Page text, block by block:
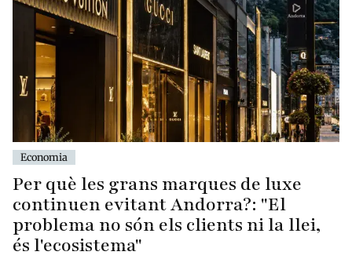
Economia
Per què les grans marques de luxe
continuen evitant Andorra?: "El
problema no són els clients ni la llei,
és l'ecosistema"